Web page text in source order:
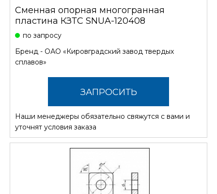
Сменная опорная многогранная
пластина КЗТС SNUA-120408
по запросу
Бренд - ОАО «Кировградский завод твердых
сплавов»
ЗАПРОСИТЬ
СТОИМОСТЬ
Наши менеджеры обязательно свяжутся с вами и
уточнят условия заказа